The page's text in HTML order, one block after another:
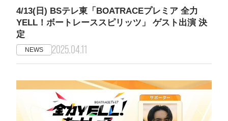
4/13(日) BSテレ東「BOATRACEプレミア 全力
YELL！ボートレーススピリッツ」 ゲスト出演 決
定
NEWS 2025.04.11